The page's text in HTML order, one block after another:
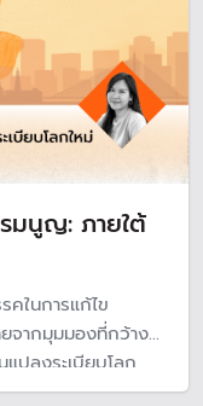
รมนูญ: ภายใต้
ในการแก้ไข
จากมุมมองที่กว้าง
ปลงระเบียบโลก
นบรรทัดฐานทางการ